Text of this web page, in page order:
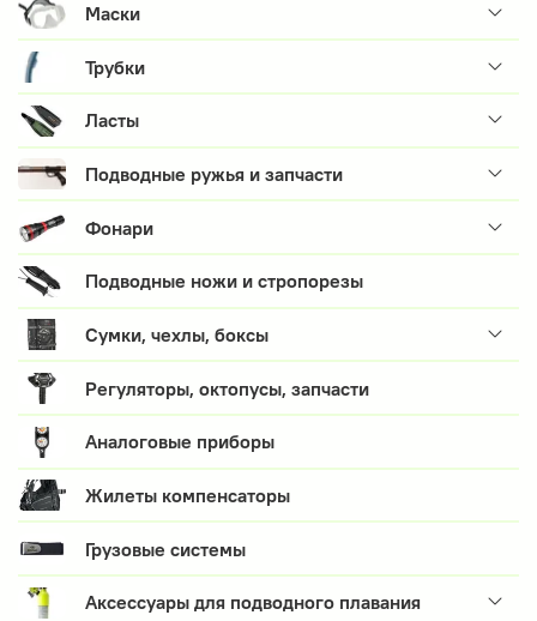
Маски
Трубки
Ласты
Подводные ружья и запчасти
Фонари
Подводные ножи и стропорезы
Сумки, чехлы, боксы
Регуляторы, октопусы, запчасти
Аналоговые приборы
Жилеты компенсаторы
Грузовые системы
Аксессуары для подводного плавания